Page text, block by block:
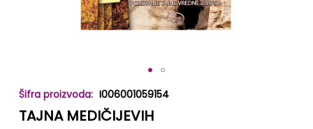
I006001059154
TAJNA MEDIČIJEVIH
Skip
to
the